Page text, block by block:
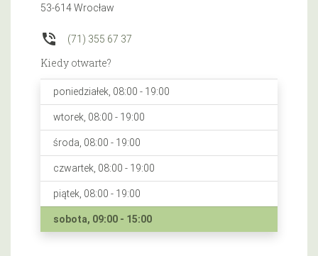
53-614 Wrocław
phone_in_talk (71) 355 67 37
Kiedy otwarte?
poniedziałek, 08:00 - 19:00
wtorek, 08:00 - 19:00
środa, 08:00 - 19:00
czwartek, 08:00 - 19:00
piątek, 08:00 - 19:00
sobota, 09:00 - 15:00